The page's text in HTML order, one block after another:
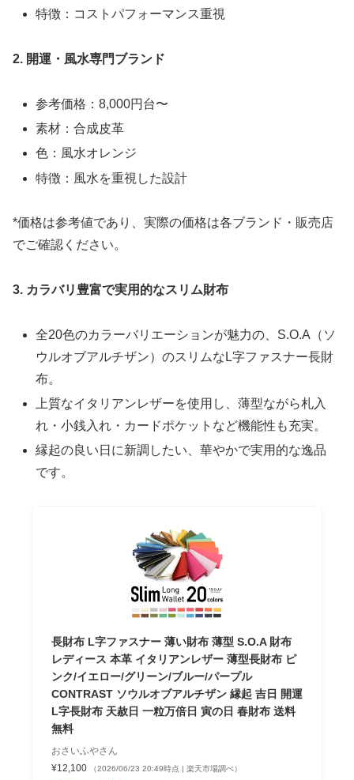
特徴：コストパフォーマンス重視
2. 開運・風水専門ブランド
参考価格：8,000円台〜
素材：合成皮革
色：風水オレンジ
特徴：風水を重視した設計
*価格は参考値であり、実際の価格は各ブランド・販売店
でご確認ください。
3. カラバリ豊富で実用的なスリム財布
全20色のカラーバリエーションが魅力の、S.O.A（ソ
ウルオブアルチザン）のスリムなL字ファスナー長財
布。
上質なイタリアンレザーを使用し、薄型ながら札入
れ・小銭入れ・カードポケットなど機能性も充実。
縁起の良い日に新調したい、華やかで実用的な逸品
です。
長財布 L字ファスナー 薄い財布 薄型 S.O.A 財布
レディース 本革 イタリアンレザー 薄型長財布 ピ
ンク/イエロー/グリーン/ブルー/パープル
CONTRAST ソウルオブアルチザン 縁起 吉日 開運
L字長財布 天赦日 一粒万倍日 寅の日 春財布 送料
無料
おさいふやさん
¥12,100
（2026/06/23 20:49時点 | 楽天市場調べ）